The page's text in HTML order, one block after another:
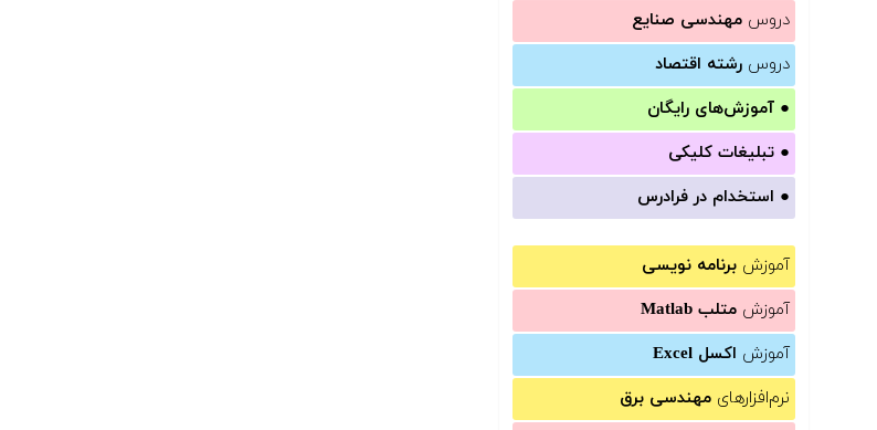
دروس مهندسی صنایع
دروس رشته اقتصاد
● آموزش‌های رایگان
● تبلیغات کلیکی
● استخدام در فرادرس
آموزش برنامه نویسی
آموزش متلب Matlab
آموزش اکسل Excel
نرم‌افزارهای مهندسی برق